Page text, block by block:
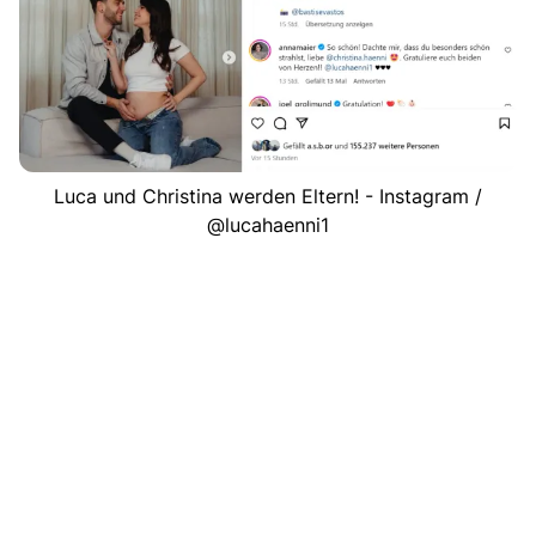
Luca und Christina werden Eltern! - Instagram /
@lucahaenni1